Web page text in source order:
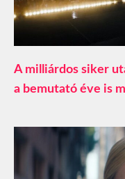
A milliárdos siker
a bemutató éve is